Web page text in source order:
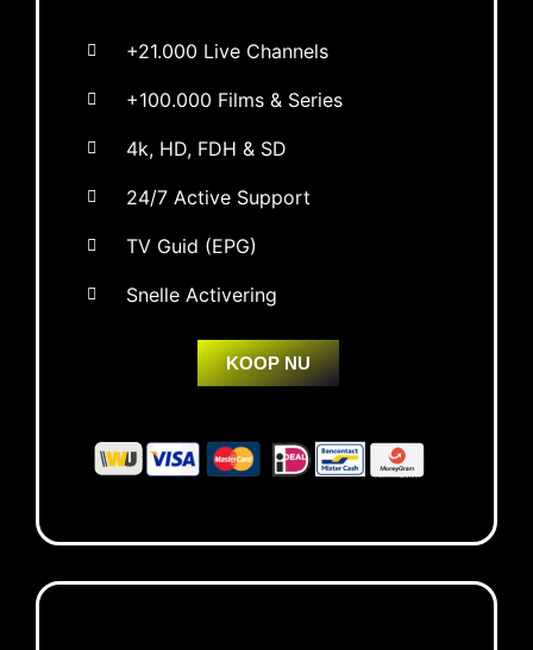
+21.000 Live Channels
+100.000 Films & Series
4k, HD, FDH & SD
24/7 Active Support
TV Guid (EPG)
Snelle Activering
KOOP NU